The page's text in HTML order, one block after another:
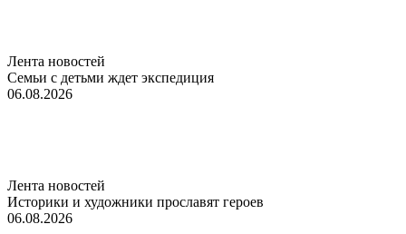
Лента новостей
Семьи с детьми ждет экспедиция
06.08.2026
Лента новостей
Историки и художники прославят героев
06.08.2026